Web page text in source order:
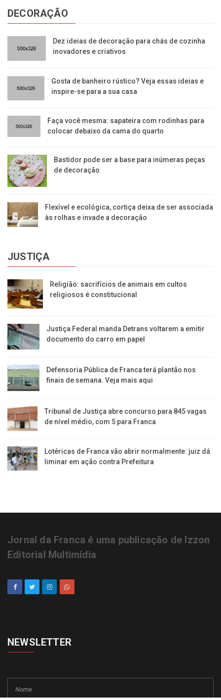
DECORAÇÃO
Dez ideias de decoração para chás de cozinha
inovadores e criativos
Gosta de banheiro rústico? Veja essas ideias e
inspire-se para a sua casa
Faça você mesma: sapateira com rodinhas para
colocar debaixo da cama do quarto
Bastidor pode ser a base para inúmeras peças
de decoração
Flexível e ecológica, cortiça deixa de ser associada
às rolhas e invade a decoração
JUSTIÇA
Religião: sacrifícios de animais em cultos
religiosos é constitucional
Justiça Federal manda Detrans voltarem a emitir
documento do carro em papel
Defensoria Pública de Franca terá plantão nos
finais de semana. Veja mais aqui
Tribunal de Justiça abre concurso para 845 vagas
de nível médio, com 5 para Franca
Lotéricas de Franca vão abrir normalmente: juiz dá
liminar em ação contra Prefeitura
Jornal da Franca é uma publicação de Izzon
Editorial Multimídia
NEWSLETTER